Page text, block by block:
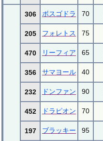
306 ボスゴドラ 70
205 フォレトス 75
470 リーフィア 65
356 サマヨール 40
232 ドンファン 90
452 ドラピオン 70
197 ブラッキー 95